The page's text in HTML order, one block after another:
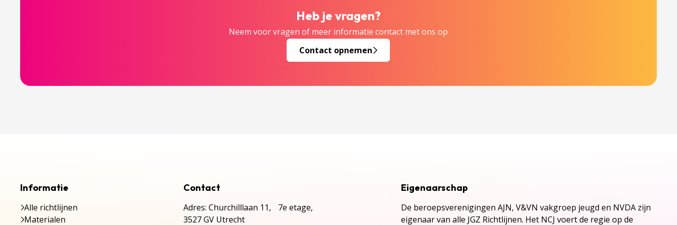
Heb je vragen?
Neem voor vragen of meer informatie contact met ons op
Contact opnemen
Informatie
Alle richtlijnen
Materialen
Contact
Adres: Churchilllaan 11, 7e etage,
3527 GV Utrecht
Eigenaarschap
De beroepsverenigingen AJN, V&VN vakgroep jeugd en NVDA zijn
eigenaar van alle JGZ Richtlijnen. Het NCJ voert de regie op de